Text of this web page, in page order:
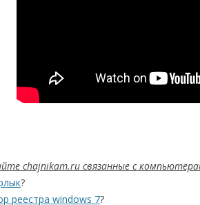
chajnikam.ru связанные с
?
реестра windows 7?